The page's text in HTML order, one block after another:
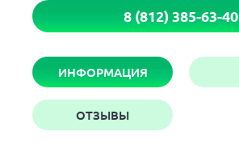
8 (812) 385-63-40
ИНФОРМАЦИЯ
ОТЗЫВЫ